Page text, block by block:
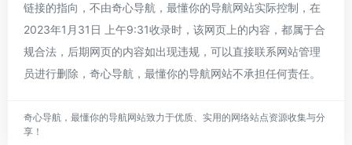
链接的指向，不由奇心导航，最懂你的导航网站实际控制，在
2023年1月31日 上午9:31收录时，该网页上的内容，都属于合
规合法，后期网页的内容如出现违规，可以直接联系网站管理
员进行删除，奇心导航，最懂你的导航网站不承担任何责任。
奇心导航，最懂你的导航网站致力于优质、实用的网络站点资源收集与分
享！